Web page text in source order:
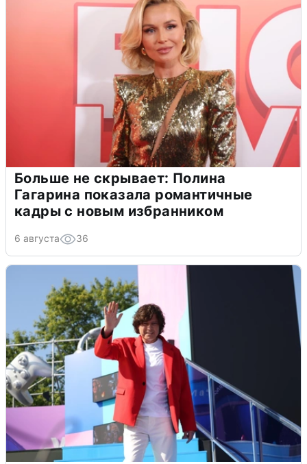
Больше не скрывает: Полина
Гагарина показала романтичные
кадры с новым избранником
6 августа 36